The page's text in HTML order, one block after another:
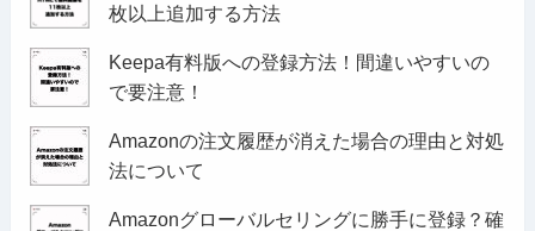
枚以上追加する方法
Keepa有料版への登録方法！間違いやすいの
で要注意！
Amazonの注文履歴が消えた場合の理由と対処
法について
Amazonグローバルセリングに勝手に登録？確